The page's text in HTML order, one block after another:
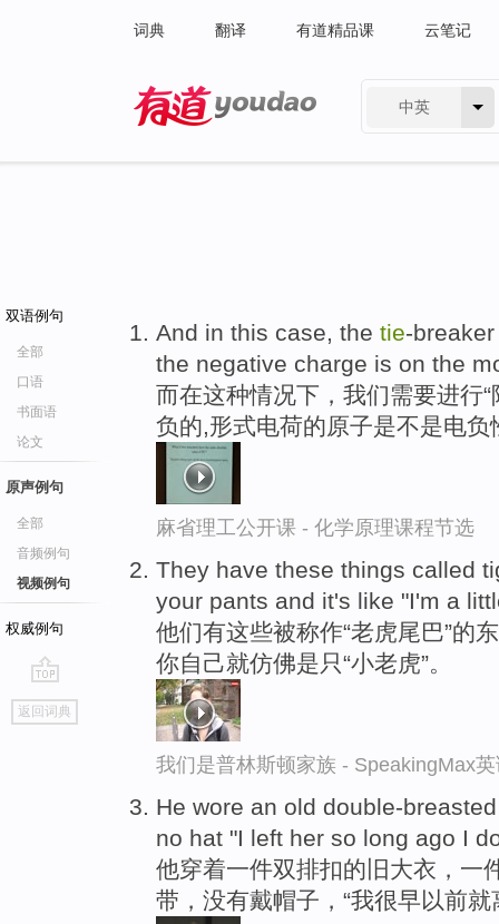
词典 翻译 有道精品课 云笔记
中英
双语例句
全部
口语
书面语
论文
原声例句
全部
音频例句
视频例句
权威例句
go
top
返回词典
And in this case, the tie-
the negative charge is on the
而在这种情况下，我们需要进行
负的,形式电荷的原子是不是电负
麻省理工公开课 - 化学原理课程节选
They have these things called
your pants and it's like "I'm a
他们有这些被称作“老虎尾巴”的
你自己就仿佛是只“小老虎”。
我们是普林斯顿家族 - SpeakingMax
He wore an old double-
no hat "I left her so long ago I
他穿着一件双排扣的旧大衣，一
带，没有戴帽子，“我很早以前